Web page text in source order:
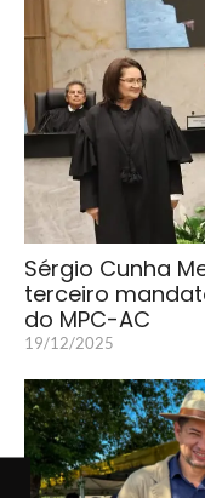
Sérgio Cunha
terceiro
do MPC-AC
19/12/2025